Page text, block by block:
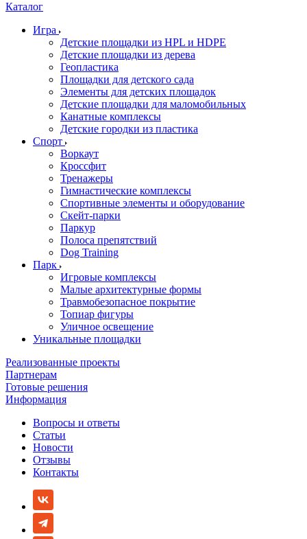
Каталог
Игра
Детские площадки из HPL и HDPE
Детские площадки из дерева
Геопластика
Площадки для детского сада
Элементы для детских площадок
Детские площадки для маломобильных
Канатные комплексы
Детские городки из пластика
Спорт
Воркаут
Кроссфит
Тренажеры
Гимнастические комплексы
Спортивные элементы и оборудование
Скейт-парки
Паркур
Полоса препятствий
Dog Training
Парк
Игровые комплексы
Малые архитектурные формы
Травмобезопасное покрытие
Топиар фигуры
Уличное освещение
Уникальные площадки
Реализованные проекты
Партнерам
Готовые решения
Информация
Вопросы и ответы
Статьи
Новости
Отзывы
Контакты